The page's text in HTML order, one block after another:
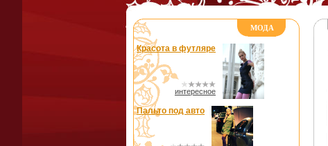
МОДА
Красота в футляре
интересное
Пальто под авто